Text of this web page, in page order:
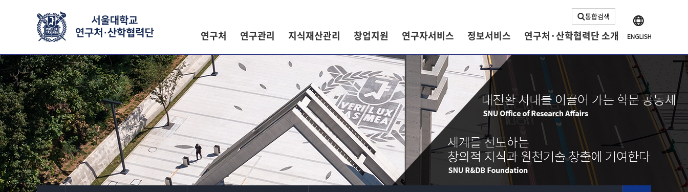
통합검색
연구처 연구관리 지식재산관리 창업지원 연구자서비스 정보서비스 연구처·산학협력단 소개